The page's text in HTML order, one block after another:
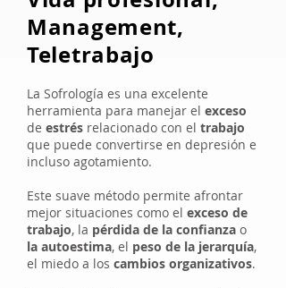
Management,
Teletrabajo
La Sofrología es una excelente
herramienta para manejar el exceso
de estrés relacionado con el trabajo
que puede convertirse en depresión e
incluso agotamiento.
Este suave método permite afrontar
mejor situaciones como el exceso de
trabajo, la pérdida de la confianza o
la autoestima, el peso de la jerarquía,
el miedo a los cambios organizativos.